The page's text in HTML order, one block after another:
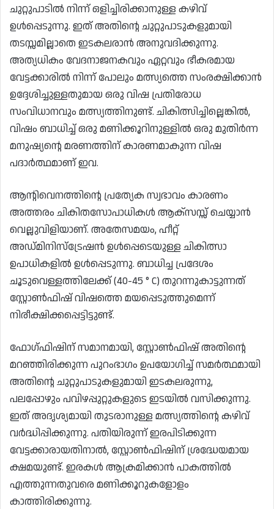
ചുറ്റുപാടിൽ നിന്ന് ഒളിച്ചിരിക്കാനുള്ള കഴിവ്
ഉൾപ്പെടുന്നു. ഇത് അതിന്റെ ചുറ്റുപാടുകളുമായി
തടസ്സമില്ലാതെ ഇടകലരാൻ അനുവദിക്കുന്നു.
അത്യധികം വേദനാജനകവും ഏറ്റവും ഭീകരമായ
വേട്ടക്കാരിൽ നിന്ന് പോലും മത്സ്യത്തെ സംരക്ഷിക്കാൻ
ഉദ്ദേശിച്ചുള്ളതുമായ ഒരു വിഷ പ്രതിരോധ
സംവിധാനവും മത്സ്യത്തിനുണ്ട്. ചികിത്സിച്ചില്ലെങ്കിൽ,
വിഷം ബാധിച്ച് ഒരു മണിക്കൂറിനുള്ളിൽ ഒരു മുതിർന്ന
മനുഷ്യന്റെ മരണത്തിന് കാരണമാകുന്ന വിഷ
പദാർത്ഥമാണ് ഇവ.
ആന്റിവെനത്തിന്റെ പ്രത്യേക സ്വഭാവം കാരണം
അത്തരം ചികിതസോപാധികൾ ആക്‌സസ്സ് ചെയ്യാൻ
വെല്ലുവിളിയാണ്. അതേസമയം, ഹീറ്റ്
അഡ്മിനിസ്ട്രേഷൻ ഉൾപ്പെടെയുള്ള ചികിത്സാ
ഉപാധികളിൽ ഉൾപ്പെടുന്നു. ബാധിച്ച പ്രദേശം
ചൂടുവെള്ളത്തിലേക്ക് (40-45 ° C) തുറന്നുകാട്ടുന്നത്
സ്റ്റോൺഫിഷ് വിഷത്തെ മയപ്പെടുത്തുമെന്ന്
നിരീക്ഷിക്കപ്പെട്ടിട്ടുണ്ട്.
ഫോഗ്ഫിഷിന് സമാനമായി, സ്റ്റോൺഫിഷ് അതിന്റെ
മറഞ്ഞിരിക്കുന്ന പുറംഭാഗം ഉപയോഗിച്ച് സമർത്ഥമായി
അതിന്റെ ചുറ്റുപാടുകളുമായി ഇടകലരുന്നു,
പലപ്പോഴും പവിഴപ്പുറ്റുകളുടെ ഇടയിൽ വസിക്കുന്നു.
ഇത് അദൃശ്യമായി തുടരാനുള്ള മത്സ്യത്തിന്റെ കഴിവ്
വർദ്ധിപ്പിക്കുന്നു. പതിയിരുന്ന് ഇരപിടിക്കുന്ന
വേട്ടക്കാരായതിനാൽ, സ്റ്റോൺഫിഷിന് ശ്രദ്ധേയമായ
ക്ഷമയുണ്ട്. ഇരകൾ ആക്രമിക്കാൻ പാകത്തിൽ
എത്തുന്നതുവരെ മണിക്കൂറുകളോളം
കാത്തിരിക്കുന്നു.